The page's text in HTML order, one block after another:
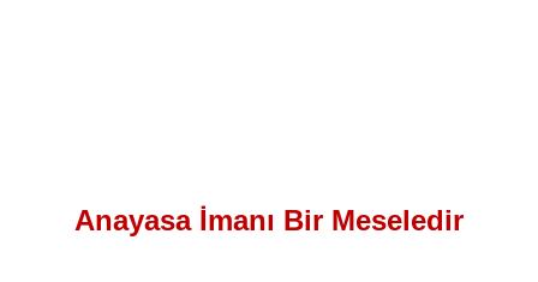
Anayasa İmanı Bir Meseledir